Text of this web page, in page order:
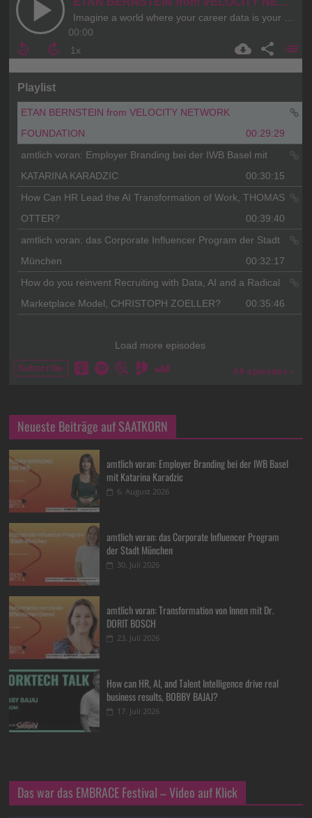
Neueste Beiträge auf SAATKORN
amtlich voran: Employer Branding bei der IWB Basel
mit Katarina Karadzic
6. August 2026
amtlich voran: das Corporate Influencer Program
der Stadt München
30. Juli 2026
amtlich voran: Transformation von Innen mit Dr.
DORIT BOSCH
23. Juli 2026
How can HR, AI, and Talent Intelligence drive real
business results, BOBBY BAJAJ?
17. Juli 2026
Das war das EMBRACE Festival – Video auf Klick